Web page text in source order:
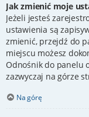
Jak zmienić moje
Jeżeli jesteś
ustawienia są
zmienić, przejdź do
miejscu możesz
Odnośnik do panelu
zazwyczaj na górze
Na górę